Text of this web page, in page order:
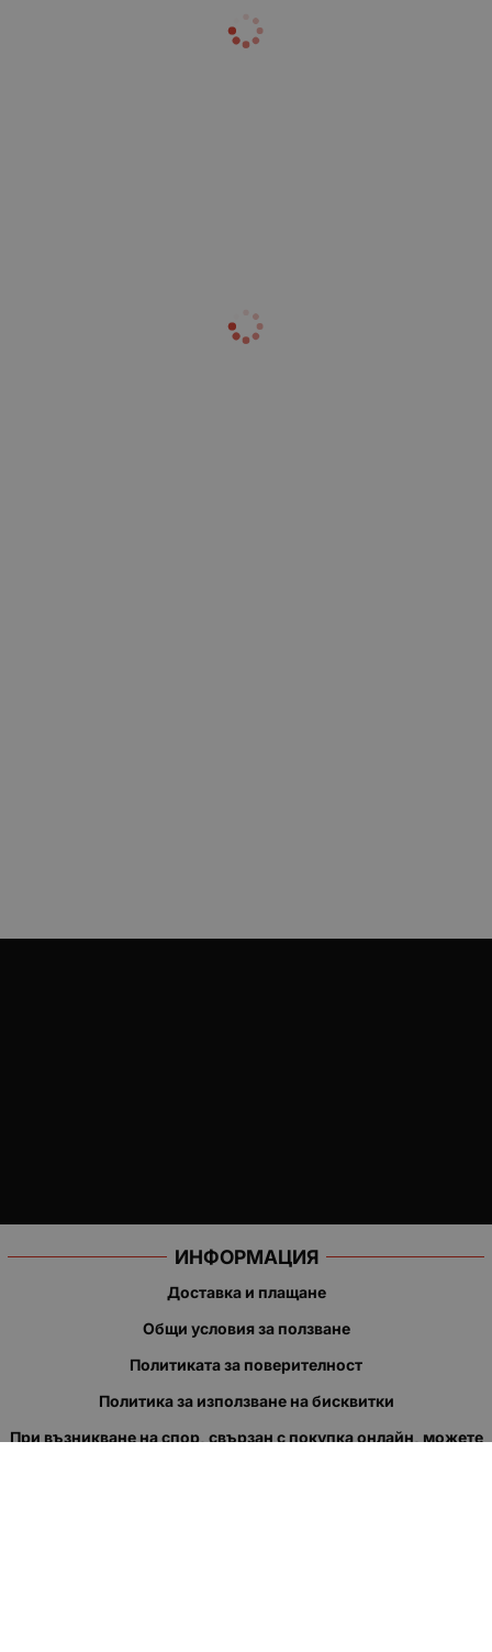
ИНФОРМАЦИЯ
Доставка и плащане
Общи условия за ползване
Политиката за поверителност
Политика за използване на бисквитки
При възникване на спор, свързан с покупка онлайн, можете